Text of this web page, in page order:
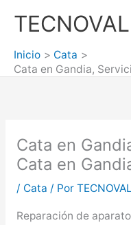
Inicio
Cata
Cata en Gandia,
Cata en
Cata en
/ Cata / Por
Reparación de